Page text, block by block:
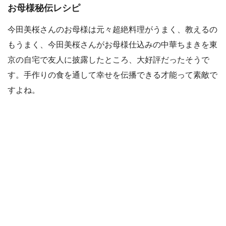
お母様秘伝レシピ
今田美桜さんのお母様は元々超絶料理がうまく、教えるの
もうまく、今田美桜さんがお母様仕込みの中華ちまきを東
京の自宅で友人に披露したところ、大好評だったそうで
す。手作りの食を通して幸せを伝播できる才能って素敵で
すよね。